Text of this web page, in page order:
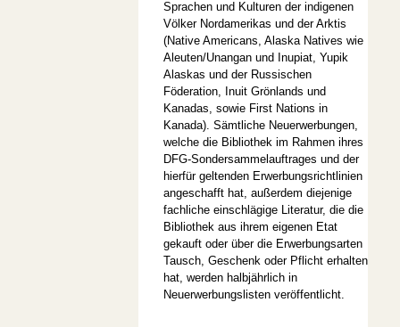
Sprachen und Kulturen der indigenen
Völker Nordamerikas und der Arktis
(Native Americans, Alaska Natives wie
Aleuten/Unangan und Inupiat, Yupik
Alaskas und der Russischen
Föderation, Inuit Grönlands und
Kanadas, sowie First Nations in
Kanada). Sämtliche Neuerwerbungen,
welche die Bibliothek im Rahmen ihres
DFG-Sondersammelauftrages und der
hierfür geltenden Erwerbungsrichtlinien
angeschafft hat, außerdem diejenige
fachliche einschlägige Literatur, die die
Bibliothek aus ihrem eigenen Etat
gekauft oder über die Erwerbungsarten
Tausch, Geschenk oder Pflicht erhalten
hat, werden halbjährlich in
Neuerwerbungslisten veröffentlicht.